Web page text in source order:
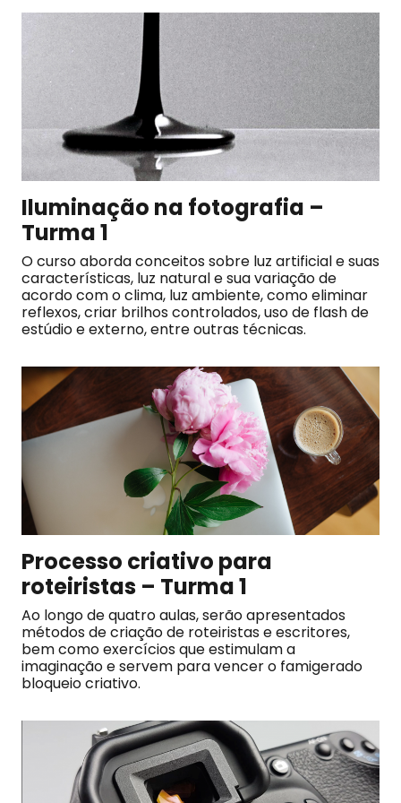
Iluminação na fotografia –
Turma 1
O curso aborda conceitos sobre luz artificial e suas
características, luz natural e sua variação de
acordo com o clima, luz ambiente, como eliminar
reflexos, criar brilhos controlados, uso de flash de
estúdio e externo, entre outras técnicas.
Processo criativo para
roteiristas – Turma 1
Ao longo de quatro aulas, serão apresentados
métodos de criação de roteiristas e escritores,
bem como exercícios que estimulam a
imaginação e servem para vencer o famigerado
bloqueio criativo.